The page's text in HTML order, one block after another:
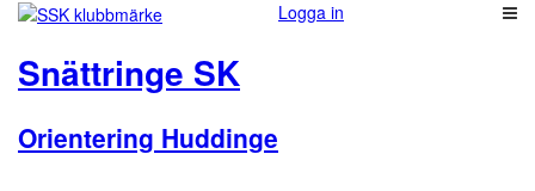
Logga in
Snättringe SK
Orientering Huddinge